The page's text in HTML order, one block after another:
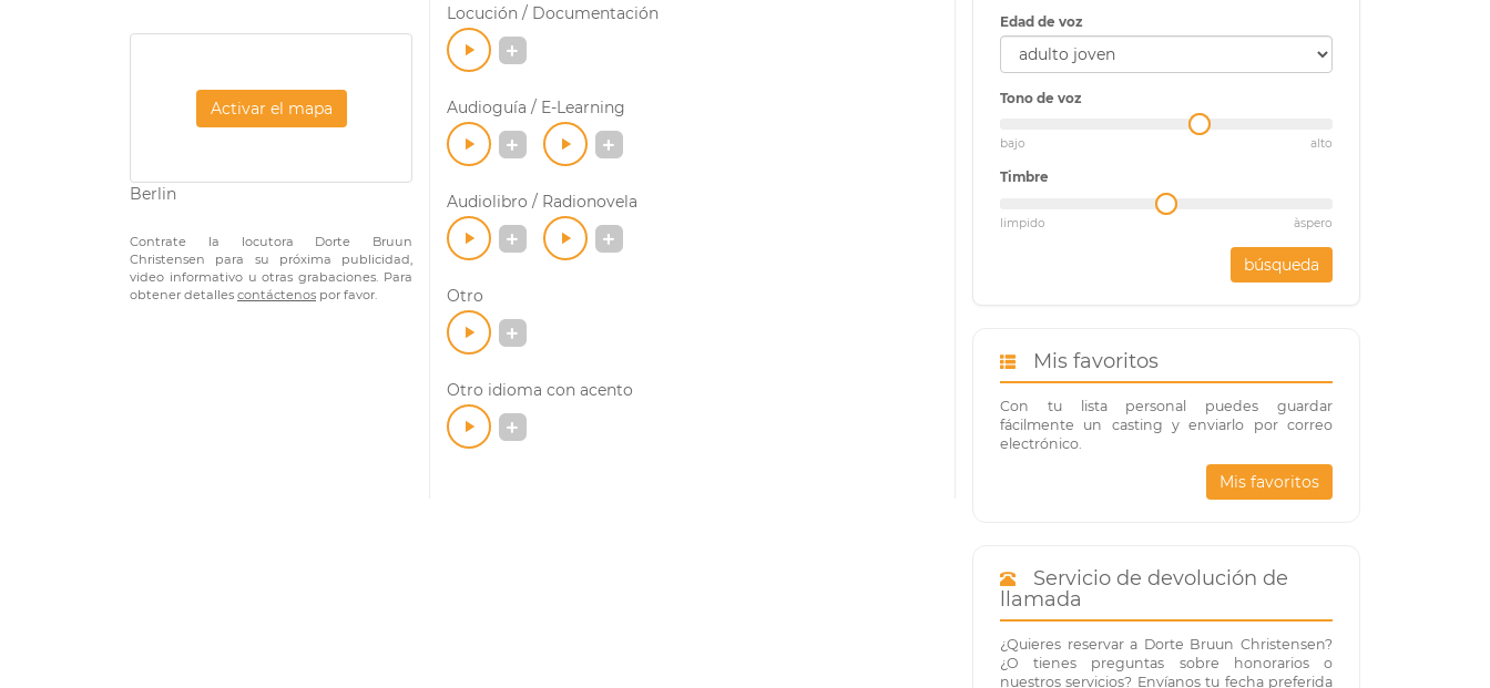
Activar el mapa
Berlin
Contrate la locutora Dorte Bruun
Christensen para su próxima publicidad,
video informativo u otras grabaciones. Para
obtener detalles contáctenos por favor.
Locución / Documentación
Audioguía / E-Learning
Audiolibro / Radionovela
Otro
Otro idioma con acento
Edad de voz
Tono de voz
bajo alto
Timbre
limpido àspero
búsqueda
Mis favoritos
Con tu lista personal puedes guardar
fácilmente un casting y enviarlo por correo
electrónico.
Mis favoritos
Servicio de devolución de
llamada
¿Quieres reservar a Dorte Bruun Christensen?
¿O tienes preguntas sobre honorarios o
nuestros servicios? Envíanos tu fecha preferida